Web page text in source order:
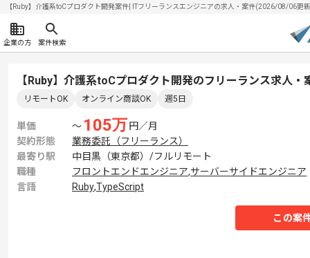
【Ruby】介護系toCプロダクト開発案件| ITフリーランスエンジニアの求人・案件(2026/08/06更
企業の方 案件検索
【Ruby】介護系toCプロダクト開発のフリーランス求人・
リモートOK オンライン商談OK 週5日
単価 〜 105万 円／月
契約形態
業務委託（フリーランス）
最寄り駅
中目黒（東京都）/フルリモート
職種
フロントエンドエンジニア,サーバーサイドエンジニア
言語
Ruby,TypeScript
この案